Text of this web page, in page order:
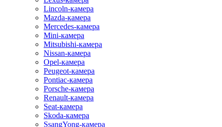
Lincoln-камера
Mazda-камера
Mercedes-камера
Mini-камера
Mitsubishi-камера
Nissan-камера
Opel-камера
Peugeot-камера
Pontiac-камера
Porsche-камера
Renault-камера
Seat-камера
Skoda-камера
SsangYong-камера